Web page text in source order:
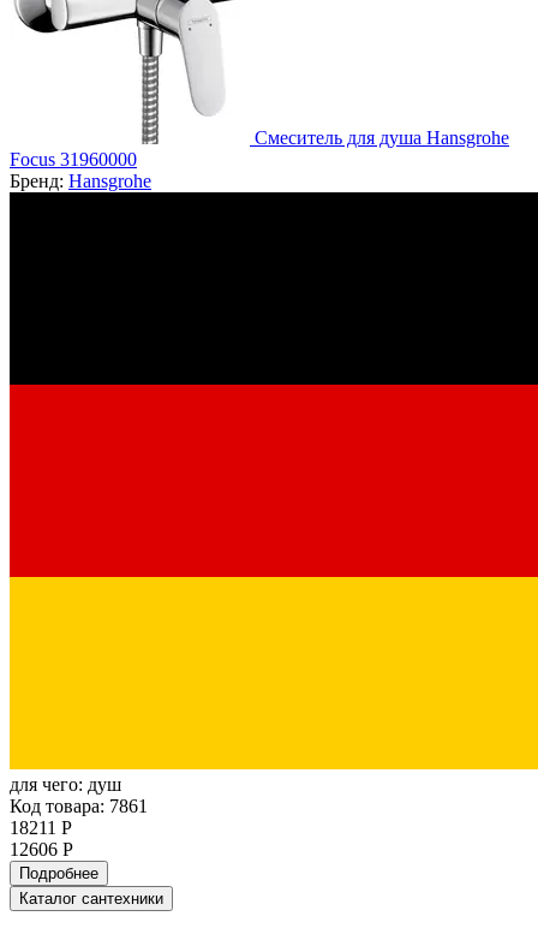
Смеситель для душа Hansgrohe
Focus 31960000
Бренд: Hansgrohe
для чего: душ
Код товара: 7861
18211 Р
12606 Р
Подробнее
Каталог сантехники